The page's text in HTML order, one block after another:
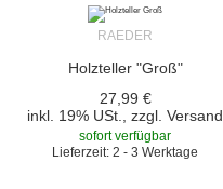
RAEDER
Holzteller "Groß"
27,99 €
inkl. 19% USt., zzgl.Versand
sofort verfügbar
Lieferzeit: 2 - 3 Werktage